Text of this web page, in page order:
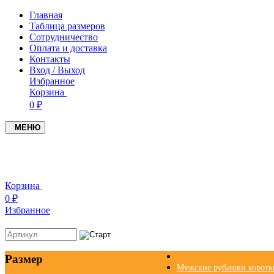
Главная
Таблица размеров
Сотрудничество
Оплата и доставка
Контакты
Вход / Выход
Избранное
Корзина
0 ₽
МЕНЮ
Корзина
0 ₽
Избранное
Размер
Мужские рубашки